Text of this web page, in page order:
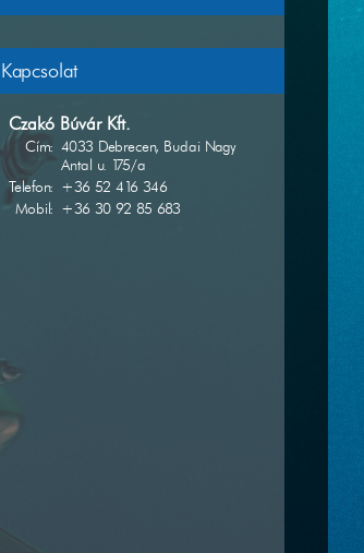
Kapcsolat
Czakó Búvár Kft.
Cím: 4033 Debrecen, Budai Nagy
Antal u. 175/a
Telefon: +36 52 416 346
Mobil: +36 30 92 85 683